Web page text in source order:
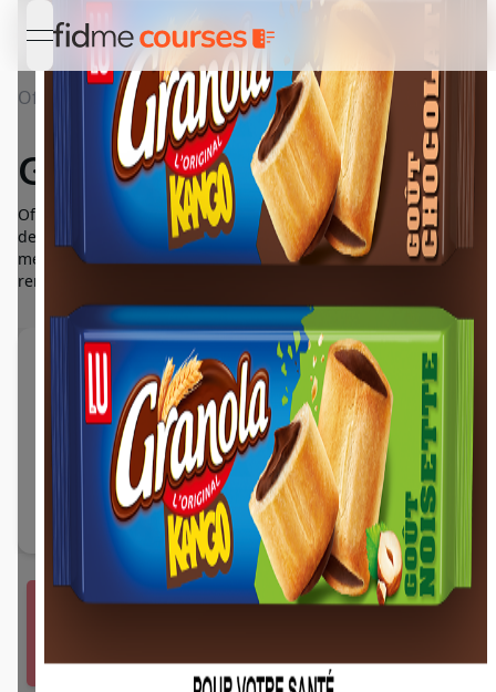
open navigation menu
Offres Détail Granola Kango
Granola Kango
Offre de remboursement de 0,30€ pour l'achat d'un produit
de la gamme Granola Kango. Offre valable en France
métropolitaine uniquement et limitée à 4000 offres de
remboursement au total.
Vous devez vous connecter ou créer un compte
J'y vais de ce pas 🙂